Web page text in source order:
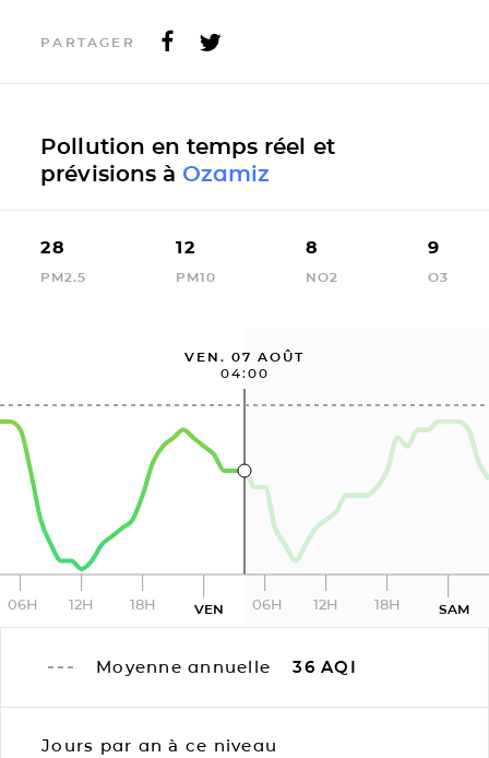
PARTAGER
Pollution en temps réel et
prévisions à Ozamiz
28
PM2.5
12
PM10
8
NO2
9
O3
VEN. 07 AOÛT
04:00
06H 12H 18H VEN 06H 12H 18H SAM
Moyenne annuelle 36 AQI
Jours par an à ce niveau